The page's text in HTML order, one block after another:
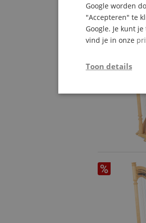
Google worden
"Accepteren" te
Google. Je kunt
vind je in onze
Toon details
Strikt
noodzakelijk
Strikt
Zonder strikt